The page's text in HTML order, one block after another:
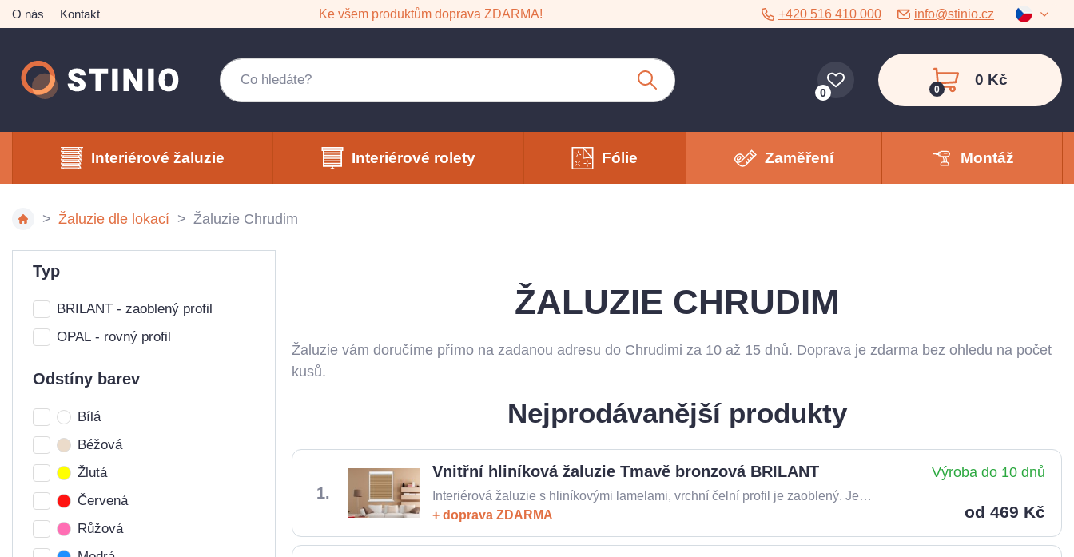
O nás Kontakt Ke všem produktům doprava ZDARMA! +420 516 410 000 info@stinio.cz
0 0
0 Kč
Interiérové žaluzie Interiérové rolety Fólie Zaměření Montáž
Žaluzie dle lokací Žaluzie Chrudim
Typ
BRILANT - zaoblený profil
OPAL - rovný profil
Odstíny barev
Bílá
Béžová
Žlutá
Červená
Růžová
ŽALUZIE CHRUDIM
Žaluzie vám doručíme přímo na zadanou adresu do Chrudimi za 10 až 15 dnů. Doprava je zdarma bez ohledu na počet
kusů.
Nejprodávanější produkty
Vnitřní hliníková žaluzie Tmavě bronzová BRILANT
Interiérová žaluzie s hliníkovými lamelami, vrchní čelní profil je zaoblený. Jednoduše se ovládá pomocí bočního řetízku.
doprava ZDARMA
Výroba do 10 dnů
od 469 Kč